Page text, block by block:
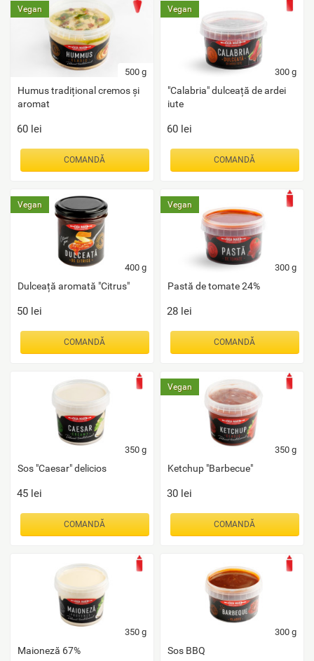
500 g
Vegan
Humus tradițional cremos și
aromat
60 lei
COMANDĂ
300 g
Vegan
"Calabria" dulceață de ardei
iute
60 lei
COMANDĂ
400 g
Vegan
Dulceață aromată "Citrus"
50 lei
COMANDĂ
300 g
Vegan
Pastă de tomate 24%
28 lei
COMANDĂ
350 g
Sos "Caesar" delicios
45 lei
COMANDĂ
350 g
Vegan
Ketchup "Barbecue"
30 lei
COMANDĂ
350 g
Maioneză 67%
300 g
Sos BBQ